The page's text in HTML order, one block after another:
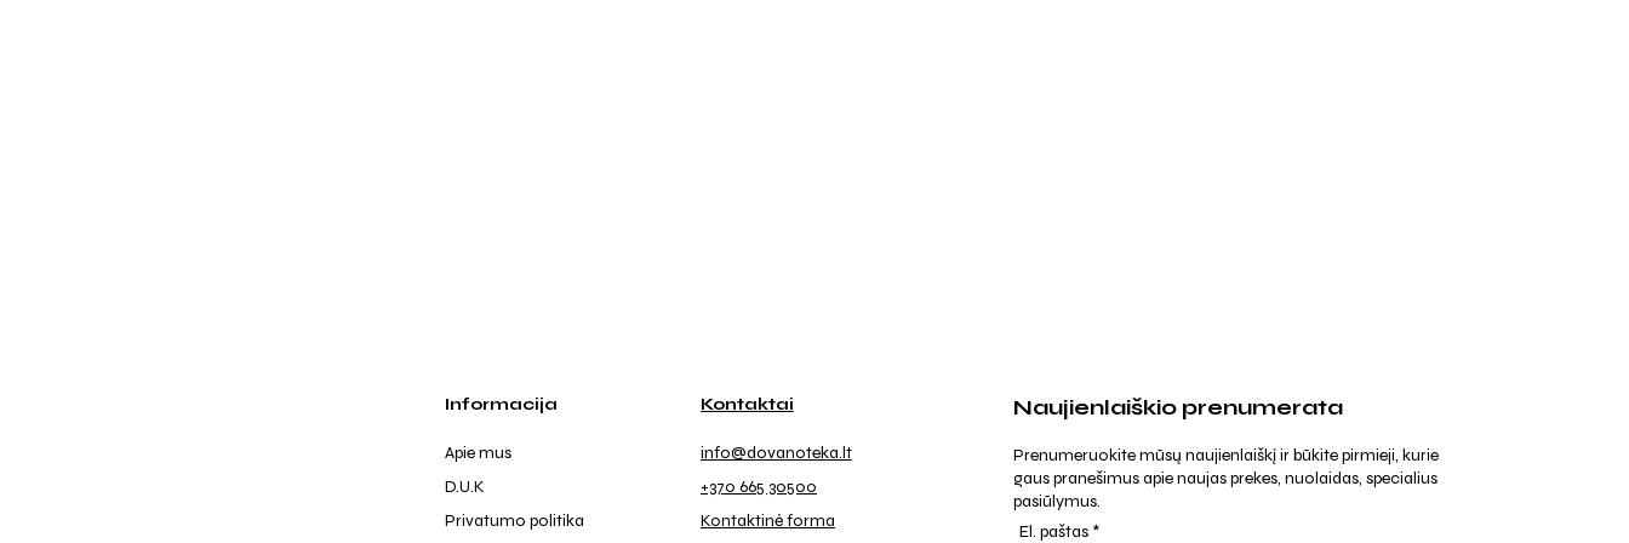
Informacija
Apie mus
D.U.K
Privatumo politika
Kontaktai
info@dovanoteka.lt
+370 665 30500
Kontaktinė forma
Naujienlaiškio prenumerata
Prenumeruokite mūsų naujienlaiškį ir būkite pirmieji, kurie
gaus pranešimus apie naujas prekes, nuolaidas, specialius
pasiūlymus.
El. paštas